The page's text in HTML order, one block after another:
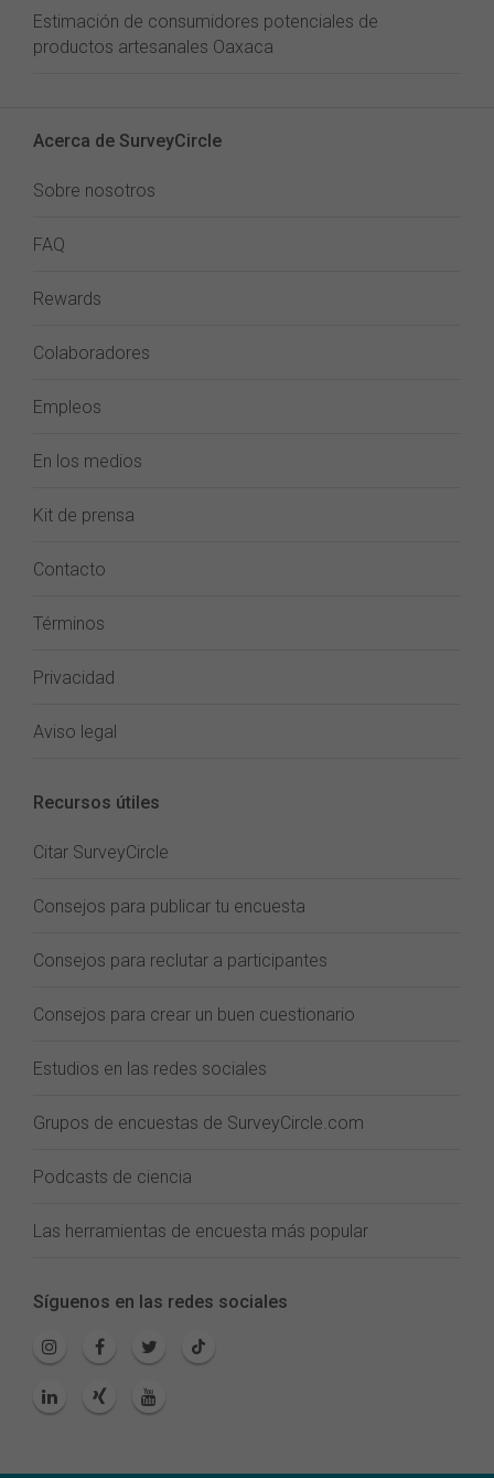
Estimación de consumidores potenciales de
productos artesanales Oaxaca
Acerca de SurveyCircle
Sobre nosotros
FAQ
Rewards
Colaboradores
Empleos
En los medios
Kit de prensa
Contacto
Términos
Privacidad
Aviso legal
Recursos útiles
Citar SurveyCircle
Consejos para publicar tu encuesta
Consejos para reclutar a participantes
Consejos para crear un buen cuestionario
Estudios en las redes sociales
Grupos de encuestas de SurveyCircle.com
Podcasts de ciencia
Las herramientas de encuesta más popular
Síguenos en las redes sociales